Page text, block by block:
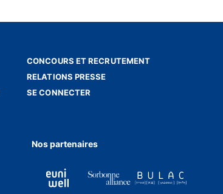
CONCOURS ET RECRUTEMENT
RELATIONS PRESSE
SE CONNECTER
Nos partenaires